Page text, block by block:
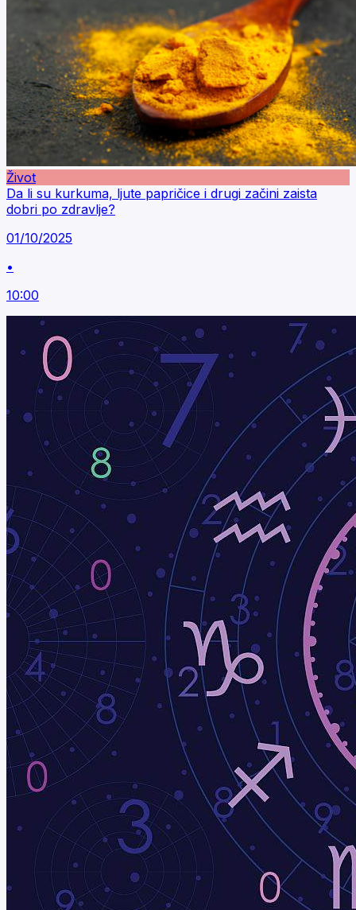
Život
Da li su kurkuma, ljute papričice i drugi začini zaista
dobri po zdravlje?
01/10/2025
•
10:00